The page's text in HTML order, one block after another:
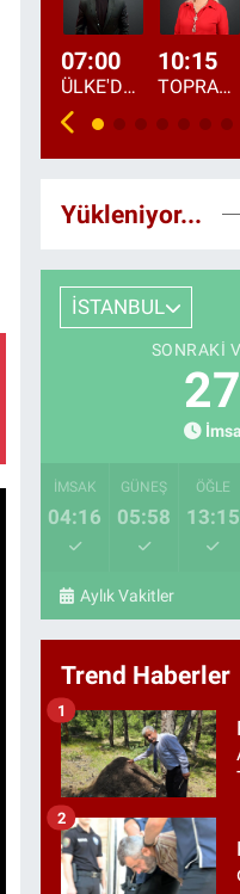
07:00
ÜLKE'DE BU SABAH
10:15
TOPRAKTAN SOFRAYA
Yükleniyor...
İSTANBUL
SONRAKI
İMSAK
04:16
GÜNEŞ
05:58
ÖĞLE
13:15
Aylık Vakitler
Trend Haberler
1
2